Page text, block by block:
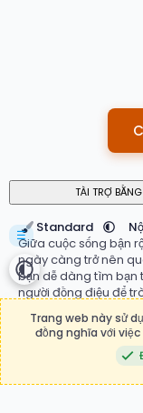
Standard
Giữa cuộc sống bận
ngày càng trở nên
bạn dễ dàng tìm bạn
người đồng điệu để
dùng đa dạng, hệ
thiện, bạn có thể
mong muốn của
ngay hôm nay tại tìm
Trang web này sử
đồng nghĩa với
☰